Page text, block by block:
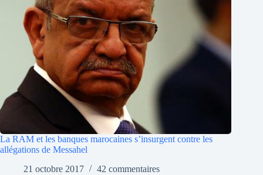
La RAM et les banques marocaines s’insurgent contre les
allégations de Messahel
21 octobre 2017
42 commentaires